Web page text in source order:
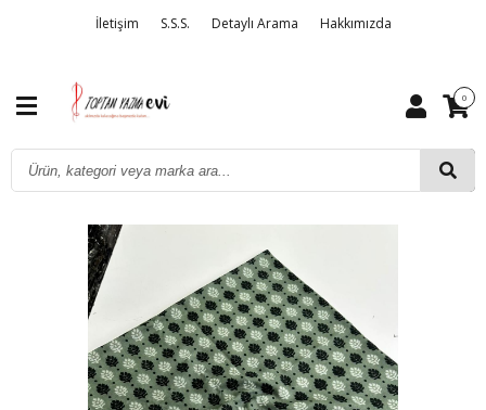
İletişim S.S.S. Detaylı Arama Hakkımızda
0